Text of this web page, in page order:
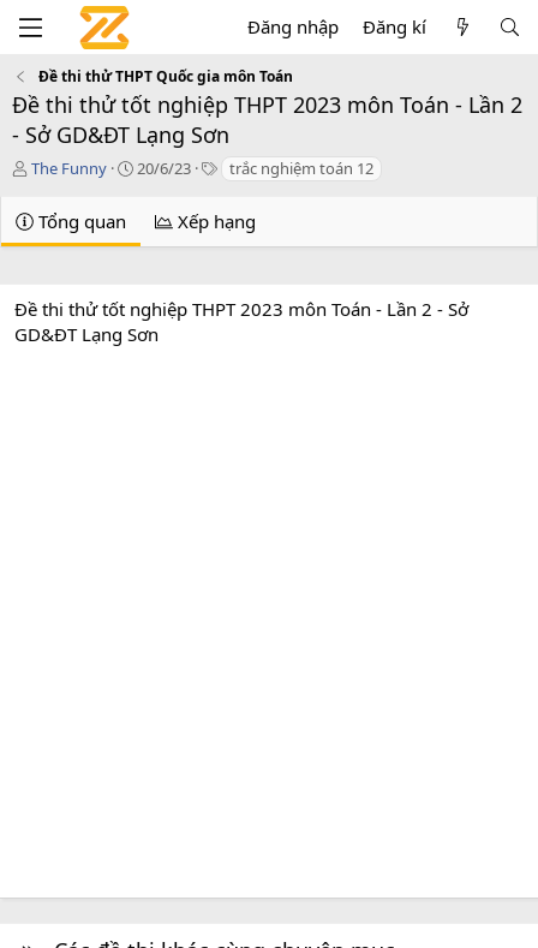
Đăng nhập Đăng kí
Đề thi thử THPT Quốc gia môn Toán
Đề thi thử tốt nghiệp THPT 2023 môn Toán - Lần 2
- Sở GD&ĐT Lạng Sơn
T
g
i
The Funny
C
t
n
d
20/6/23
T
s
trắc nghiệm toán 12
Tổng quan Xếp hạng
Đề thi thử tốt nghiệp THPT 2023 môn Toán - Lần 2 - Sở
GD&ĐT Lạng Sơn